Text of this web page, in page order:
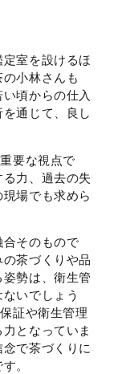
室を設けるほ
小林さんも
頃からの仕入
通じて、良し
要な視点で
力、過去の失
場でも求めら
そのもので
茶づくりや品
勢は、衛生管
いでしょう
証や衛生管理
となっていま
で茶づくりに
。